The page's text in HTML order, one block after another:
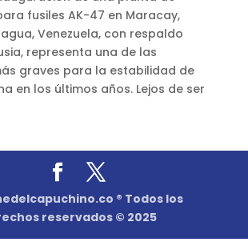
fusiles AK-47 en Maracay,
Venezuela, con respaldo
representa una de las
graves para la estabilidad de
en los últimos años. Lejos de ser
® Todos los
reservados © 2025